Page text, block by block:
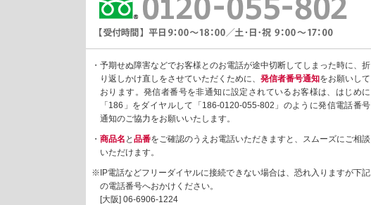
・予期せぬ障害などでお客様とのお電話が途中切断してしまった時に、折
り返しかけ直しをさせていただくために、 発信者番号通知をお願いして
おります。発信者番号を非通知に設定されているお客様は、はじめに
「186」をダイヤルして「186-0120-055-802」のように発信電話番号
通知のご協力をお願いいたします。
・ 商品名 と 品番をご確認のうえお電話いただきますと、スムーズにご相談
いただけます。
※IP電話などフリーダイヤルに接続できない場合は、恐れ入りますが下記
の電話番号へおかけください。
[大阪] 06-6906-1224